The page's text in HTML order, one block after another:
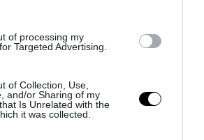
of processing my
Targeted Advertising.
of Collection, Use,
and/or Sharing of my
Is Unrelated with the
it was collected.